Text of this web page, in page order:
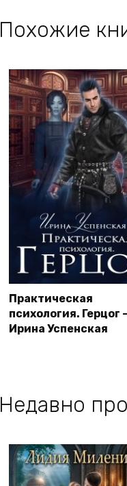
Похожие
Практическая
психология. Герцог
Ирина Успенская
Недавно